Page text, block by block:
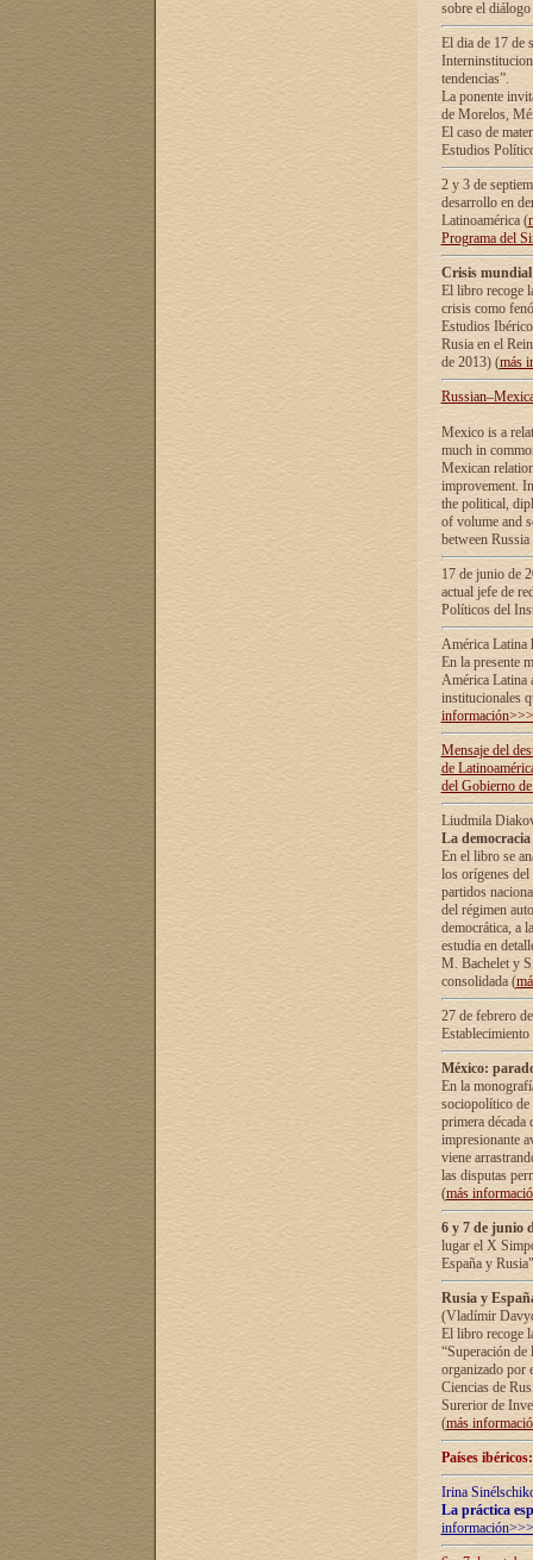
sobre el
El dia de 17 de
tendencias”.
La ponente
de Morelos,
El caso de
Estudios
2 y 3 de
desarrollo en
Latinoamérica (
Programa del
Crisis
El libro recoge
crisis como
Estudios
Rusia en el
de 2013) (más
Mexico is a
much in
Mexican
improvement.
the political,
of volume and
between
17 de junio de
actual jefe de
Políticos del
América Latina
En la presente
América Latina
institucionales
información>>>
Mensaje del
de
del Gobierno
Liudmila
La
En el libro se
los orígenes
partidos
del régimen
democrática, а
estudia en
М. Bachelet у
consolidada (
27 de febrero
México:
En la
sociopolítico de
primera década
impresionante
viene
las disputas
(más
6 y 7 de junio
lugar el X
España y
Rusia y
(Vladímir
El libro recoge
“Superación
organizado por
Ciencias de
Surerior de
(más
Países
Irina
La práctica
información>>>